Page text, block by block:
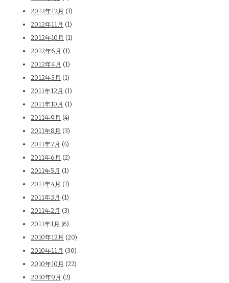
2012年12月 (1)
2012年11月 (1)
2012年10月 (1)
2012年6月 (1)
2012年4月 (1)
2012年3月 (1)
2011年12月 (1)
2011年10月 (1)
2011年9月 (4)
2011年8月 (3)
2011年7月 (4)
2011年6月 (2)
2011年5月 (1)
2011年4月 (1)
2011年3月 (1)
2011年2月 (3)
2011年1月 (6)
2010年12月 (20)
2010年11月 (30)
2010年10月 (22)
2010年9月 (2)